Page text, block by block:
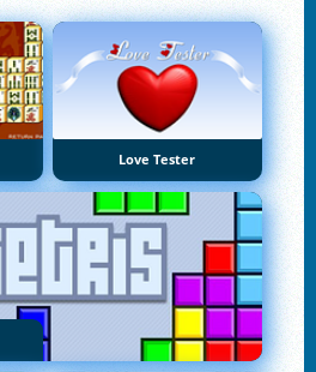
Love Tester